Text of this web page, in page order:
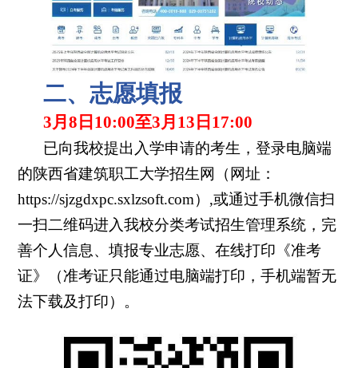
二、志愿填报
3月8日10:00至3月13日17:00
已向我校提出入学申请的考生，登录电脑端
的陕西省建筑职工大学招生网（网址：
https://sjzgdxpc.sxlzsoft.com）,或通过手机微信扫
一扫二维码进入我校分类考试招生管理系统，完
善个人信息、填报专业志愿、在线打印《准考
证》（准考证只能通过电脑端打印，手机端暂无
法下载及打印）。